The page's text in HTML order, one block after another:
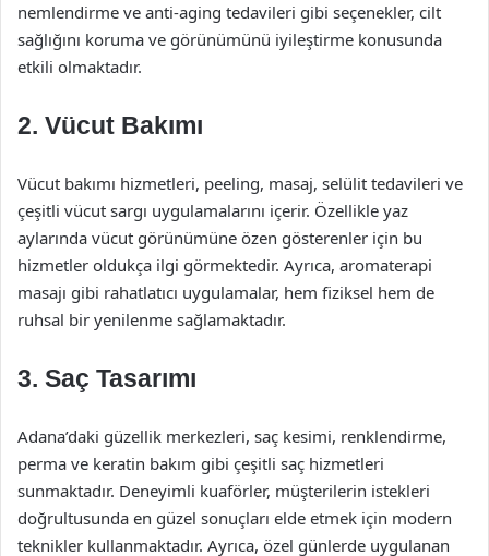
nemlendirme ve anti-aging tedavileri gibi seçenekler, cilt
sağlığını koruma ve görünümünü iyileştirme konusunda
etkili olmaktadır.
2. Vücut Bakımı
Vücut bakımı hizmetleri, peeling, masaj, selülit tedavileri ve
çeşitli vücut sargı uygulamalarını içerir. Özellikle yaz
aylarında vücut görünümüne özen gösterenler için bu
hizmetler oldukça ilgi görmektedir. Ayrıca, aromaterapi
masajı gibi rahatlatıcı uygulamalar, hem fiziksel hem de
ruhsal bir yenilenme sağlamaktadır.
3. Saç Tasarımı
Adana’daki güzellik merkezleri, saç kesimi, renklendirme,
perma ve keratin bakım gibi çeşitli saç hizmetleri
sunmaktadır. Deneyimli kuaförler, müşterilerin istekleri
doğrultusunda en güzel sonuçları elde etmek için modern
teknikler kullanmaktadır. Ayrıca, özel günlerde uygulanan